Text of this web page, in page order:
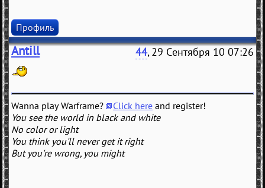
Профиль
Antill 44, 29 Сентября 10 07:26
Wanna play Warframe? Click here and register!
You see the world in black and white
No color or light
You think you'll never get it right
But you're wrong, you might